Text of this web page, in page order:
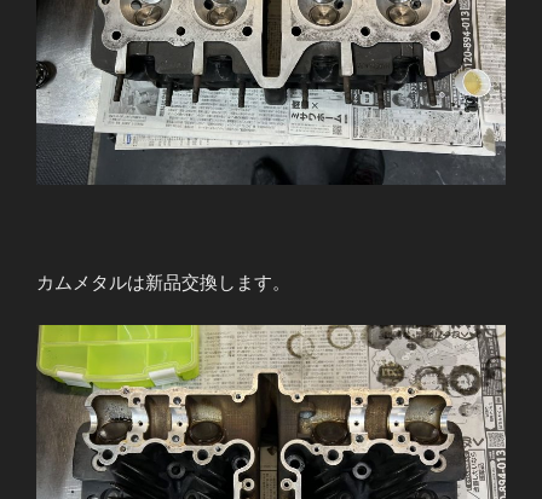
と
フ
レ
ー
の
ク？
見”
の
カムメタルは新品交換します。